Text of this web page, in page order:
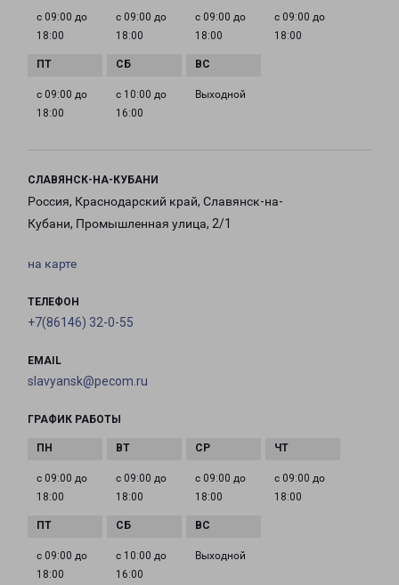
с 09:00 до
18:00
с 09:00 до
18:00
с 09:00 до
18:00
с 09:00 до
18:00
с 09:00 до
18:00
с 10:00 до
16:00
Выходной
СЛАВЯНСК-НА-КУБАНИ
Россия, Краснодарский край, Славянск-на-
Кубани, Промышленная улица, 2/1
на карте
ТЕЛЕФОН
+7(86146) 32-0-55
EMAIL
slavyansk@pecom.ru
ГРАФИК РАБОТЫ
с 09:00 до
18:00
с 09:00 до
18:00
с 09:00 до
18:00
с 09:00 до
18:00
с 09:00 до
18:00
с 10:00 до
16:00
Выходной